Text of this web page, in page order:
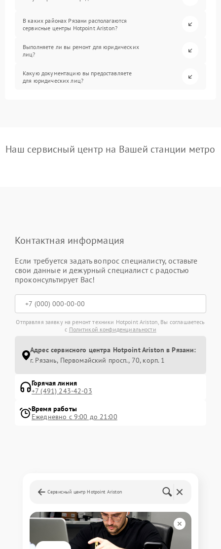
В каких районах Рязани располагаются
сервисные центры Hotpoint Ariston?
Выполняете ли вы ремонт для юридических
лиц?
Какую документацию вы предоставляете
для юридических лиц?
Наш сервисный центр на Вашей станции метро
Контактная информация
Если требуется задать вопрос специалисту, оставьте
свои данные и дежурный специалист с радостью
проконсультирует Вас!
Отправляя заявку на ремонт техники Hotpoint Ariston, Вы соглашаетесь
с Политикой конфиденциальности
Адрес сервисного центра Hotpoint Ariston в Рязани:
г. Рязань, Первомайский просп., 70, корп. 1
Горячая линия
+7 (491) 243-42-03
Время работы
Ежедневно с 9:00 до 21:00
Сервисный центр Hotpoint Ariston